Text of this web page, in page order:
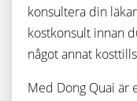
konsultera din
kostkonsult innan
något annat
Med Dong Quai är